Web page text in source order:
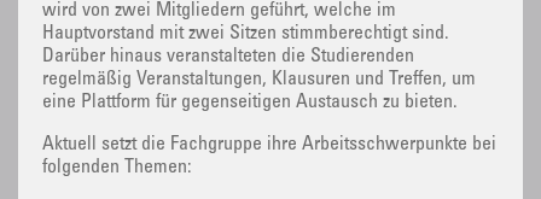
wird von zwei Mitgliedern geführt, welche im
Hauptvorstand mit zwei Sitzen stimmberechtigt sind.
Darüber hinaus veranstalteten die Studierenden
regelmäßig Veranstaltungen, Klausuren und Treffen, um
eine Plattform für gegenseitigen Austausch zu bieten.
Aktuell setzt die Fachgruppe ihre Arbeitsschwerpunkte bei
folgenden Themen: